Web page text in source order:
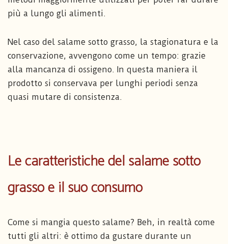
più a lungo gli alimenti.
Nel caso del salame sotto grasso, la stagionatura e la
conservazione, avvengono come un tempo: grazie
alla mancanza di ossigeno. In questa maniera il
prodotto si conservava per lunghi periodi senza
quasi mutare di consistenza.
Le caratteristiche del salame sotto
grasso e il suo consumo
Come si mangia questo salame? Beh, in realtà come
tutti gli altri: è ottimo da gustare durante un